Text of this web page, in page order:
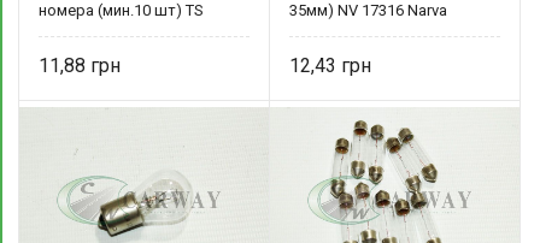
номера (мин.10 шт) TS
11,88
35мм) NV 17316 Narva
12,43